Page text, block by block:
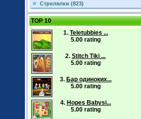
Стрелялки (823)
TOP 10
1. Teletubbies ...
5.00 rating
2. Stitch Tiki ...
5.00 rating
3. Бар одиноких...
5.00 rating
4. Hopes Babysi...
5.00 rating